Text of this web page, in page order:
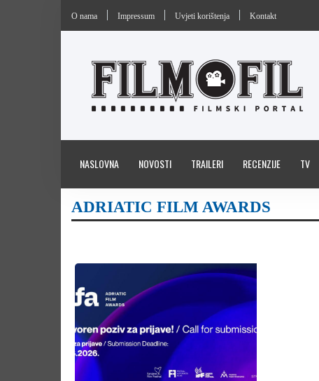
O nama Impressum Uvjeti korištenja Kontakt
NASLOVNA NOVOSTI TRAILERI RECENZIJE TV
ADRIATIC FILM AWARDS